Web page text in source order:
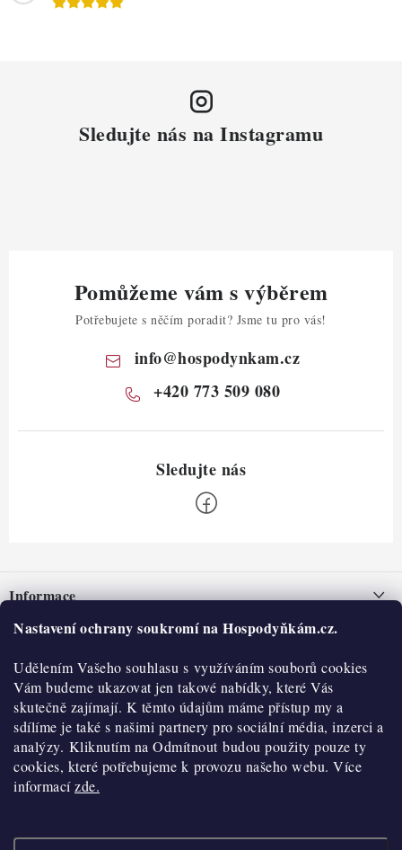
Nastavení ochrany soukromí na Hospodyňkám.cz.
Udělením Vašeho souhlasu s využíváním souborů cookies
Vám budeme ukazovat jen takové nabídky, které Vás
skutečně zajímají. K těmto údajům máme přístup my a
sdílíme je také s našimi partnery pro sociální média, inzerci a
analýzy. Kliknutím na Odmítnout budou použity pouze ty
cookies, které potřebujeme k provozu našeho webu. Více
informacízde.
Sledujte nás na Instagramu
Pomůžeme vám s výběrem
Potřebujete s něčím poradit? Jsme tu pro vás!
info@hospodynkam.cz
+420 773 509 080
pInformace
Nepřevzetí zásilky na dobírku
Obchodní podmínky
Hodnocení obchodu
Blog
Moje objednávka
O nás
Historie
Kontakty
O nákupu
Reklamace a vratky
Výdejní místa